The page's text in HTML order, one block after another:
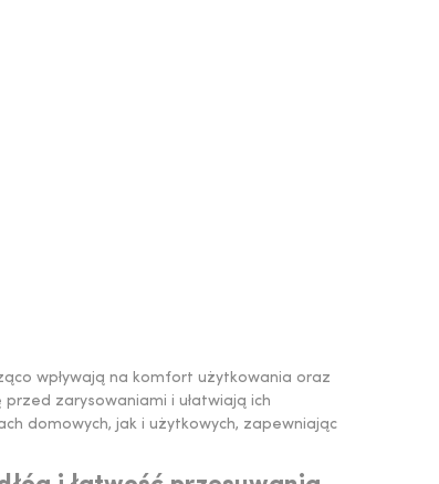
wpływają na komfort użytkowania oraz
zarysowaniami i ułatwiają ich
domowych, jak i użytkowych, zapewniając